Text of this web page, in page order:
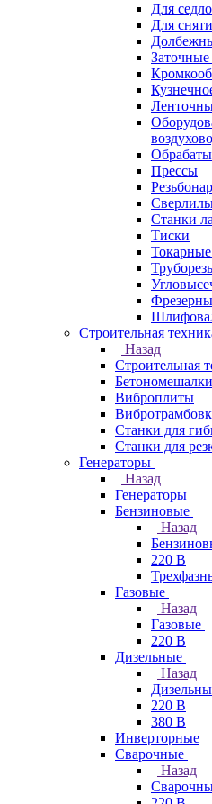
Для
Для
Прессы
Станки
Тиски
Строительная
Назад
Строительная
Бетономешалки
Виброплиты
Станки для
Станки для
Генераторы
Назад
Генераторы
Бензиновые
Назад
220 В
Газовые
Назад
Газовые
220 В
Дизельные
Назад
220 В
380 В
Инверторные
Сварочные
Назад